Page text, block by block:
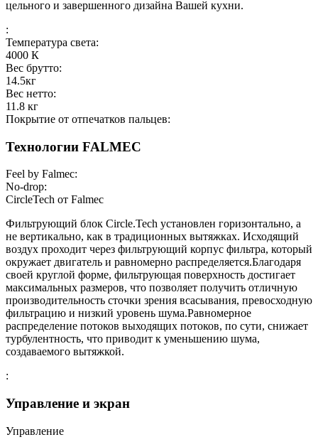
цельного и завершенного дизайна Вашей кухни.
:
Температура света:
4000 К
Вес брутто:
14.5кг
Вес нетто:
11.8 кг
Покрытие от отпечатков пальцев:
Технологии FALMEC
Feel by Falmec:
No-drop:
СircleTech от Falmec
Фильтрующий блок Circle.Tech установлен горизонтально, а
не вертикально, как в традиционных вытяжках. Исходящий
воздух проходит через фильтрующий корпус фильтра, который
окружает двигатель и равномерно распределяется.Благодаря
своей круглой форме, фильтрующая поверхность достигает
максимальных размеров, что позволяет получить отличную
производительность сточки зрения всасывания, превосходную
фильтрацию и низкий уровень шума.Равномерное
распределение потоков выходящих потоков, по сути, снижает
турбулентность, что приводит к уменьшению шума,
создаваемого вытяжкой.
:
Управление и экран
Управление